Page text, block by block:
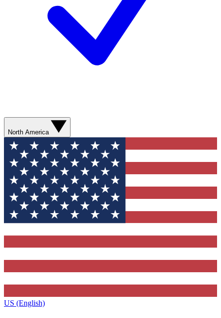
North America
US (English)